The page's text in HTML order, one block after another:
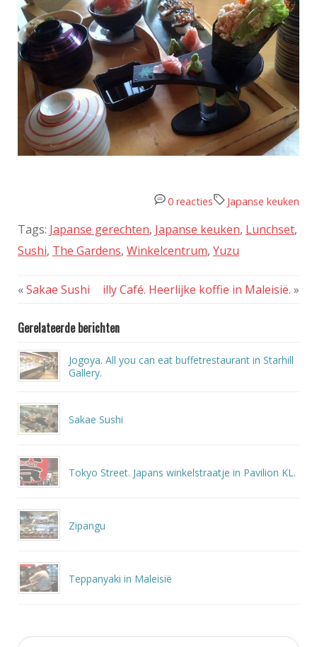
Japanse keuken
0 reacties
Tags: Japanse gerechten, Japanse keuken, Lunchset,
Sushi, The Gardens, Winkelcentrum, Yuzu
«Sakae Sushi illy Café. Heerlijke koffie in Maleisië. »
Gerelateerde berichten
Jogoya. All you can eat buffetrestaurant in Starhill
Gallery.
Sakae Sushi
Tokyo Street. Japans winkelstraatje in Pavilion KL.
Zipangu
Teppanyaki in Maleisië